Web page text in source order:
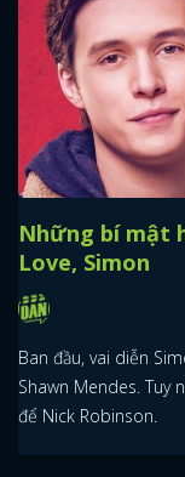
Những bí mật
Love, Simon
Ban đầu, vai diễn
Shawn Mendes. Tuy
để Nick Robinson.